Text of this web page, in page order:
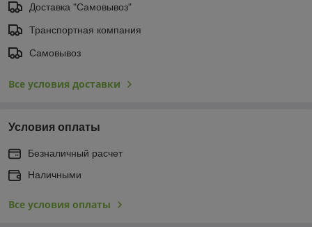
Доставка "Самовывоз"
Транспортная компания
Самовывоз
Все условия доставки
Условия оплаты
Безналичный расчет
Наличными
Все условия оплаты